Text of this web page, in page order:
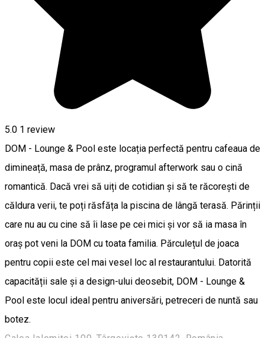
5.0 1 review
DOM - Lounge & Pool este locația perfectă pentru cafeaua de
dimineață, masa de prânz, programul afterwork sau o cină
romantică. Dacă vrei să uiți de cotidian și să te răcorești de
căldura verii, te poți răsfăța la piscina de lângă terasă. Părinții
care nu au cu cine să îi lase pe cei mici și vor să ia masa în
oraș pot veni la DOM cu toata familia. Părculețul de joaca
pentru copii este cel mai vesel loc al restaurantului. Datorită
capacității sale și a design-ului deosebit, DOM - Lounge &
Pool este locul ideal pentru aniversări, petreceri de nuntă sau
botez.